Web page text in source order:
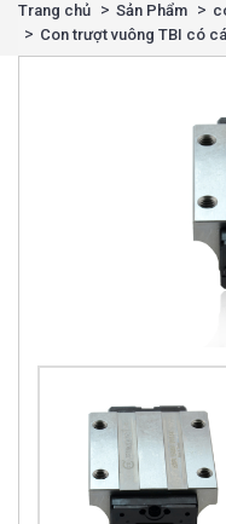
Trang chủ Sản Phẩm
Con trượt vuông TBI có